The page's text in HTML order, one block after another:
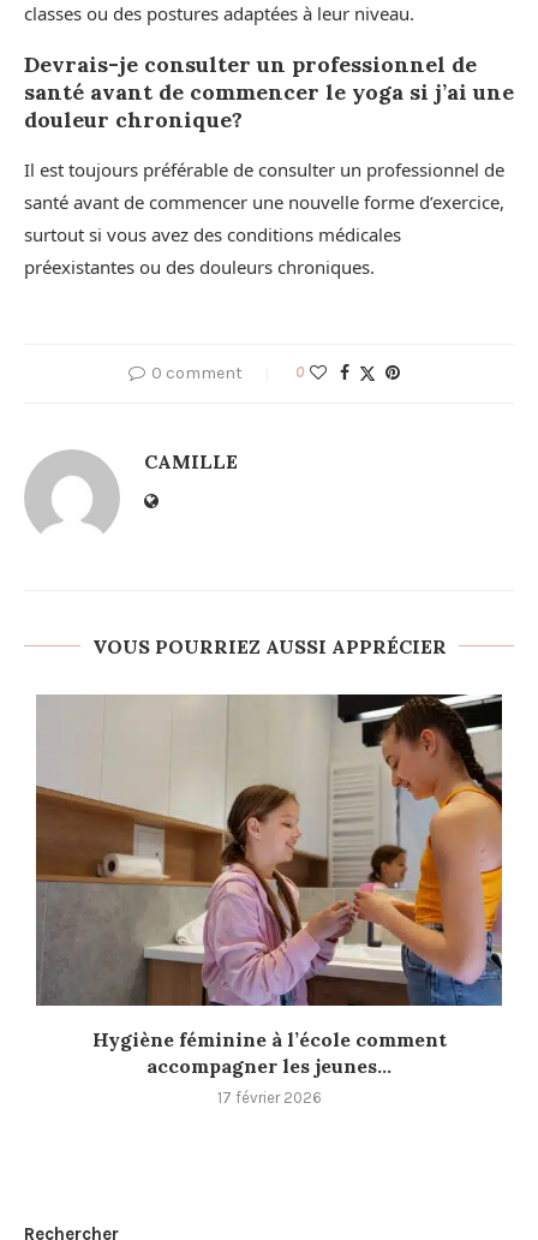
classes ou des postures adaptées à leur niveau.
Devrais-je consulter un professionnel de
santé avant de commencer le yoga si j’ai une
douleur chronique?
Il est toujours préférable de consulter un professionnel de
santé avant de commencer une nouvelle forme d’exercice,
surtout si vous avez des conditions médicales
préexistantes ou des douleurs chroniques.
0 comment 0
CAMILLE
VOUS POURRIEZ AUSSI APPRÉCIER
Hygiène féminine à l’école comment
accompagner les jeunes...
17 février 2026
Rechercher